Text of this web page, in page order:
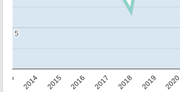
2014 2015 2016 2017 2018 2019 2020
5
5